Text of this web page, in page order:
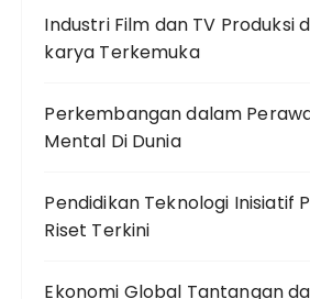
Industri Film dan TV Produksi
karya Terkemuka
Perkembangan dalam
Mental Di Dunia
Pendidikan Teknologi Inisiatif
Riset Terkini
Ekonomi Global Tantangan